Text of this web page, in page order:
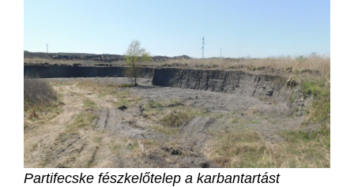
Partifecske fészkelőtelep a karbantartást